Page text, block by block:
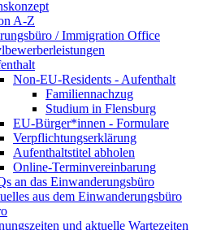
A-Z
/ Immigration Office
Non-EU-Residents - Aufenthalt
Familiennachzug
Studium in Flensburg
EU-Bürger*innen - Formulare
Verpflichtungserklärung
Aufenthaltstitel abholen
Online-Terminvereinbarung
an das Einwanderungsbüro
aus dem Einwanderungsbüro
und aktuelle Wartezeiten